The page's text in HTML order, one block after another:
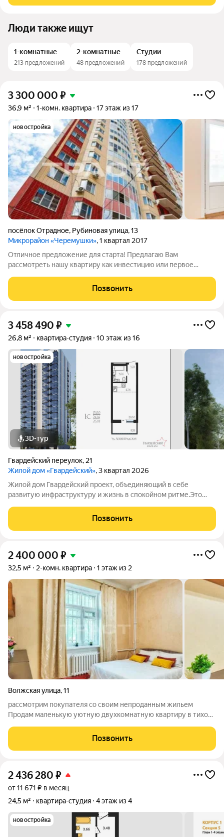
Люди также ищут
1-комнатные
213 предложений
2-комнатные
48 предложений
Студии
178 предложений
3 300 000 ₽
36,9 м² 1-комн. квартира 17 этаж из 17
новостройка
посёлок Отрадное, Рубиновая улица,13
Микрорайон «Черемушки», 1 квартал 2017
Отличное предложение для старта! Предлагаю Вам
рассмотреть нашу квартиру как инвестицию или первое
пыльных дорог. До улицы Остужева поездка составит 10
минут на автомобиле. Отличная планировка
Позвонить
3 458 490 ₽
26,8 м² квартира-студия 10 этаж из 16
новостройка
3D-тур
Гвардейский переулок, 21
Жилой дом «Гвардейский», 3 квартал 2026
Жилой дом Гвардейский проект, объединяющий в себе
развитую инфраструктуру и жизнь в спокойном ритме.Это
по технологии монолитного домостроения. На каждом этаже
всего 9 квартир.Комфортное
Позвонить
2 400 000 ₽
32,5 м² 2-комн. квартира 1 этаж из 2
Волжская улица,11
рассмотрим покупателя со своим непроданным жильем
Продам маленькую уютную двухкомнатную квартиру в тихом
бюджетный вариант для студентов, молодой или пожилой
семьи . Кирпичный дом, две
Позвонить
2 436 280 ₽
от 11 671 ₽ в месяц
24,5 м²
квартира-студия 4 этаж из 4
новостройка